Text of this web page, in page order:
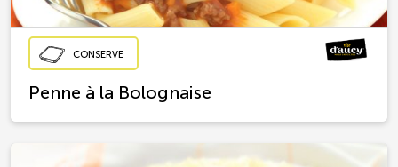
CONSERVE
Penne à la Bolognaise